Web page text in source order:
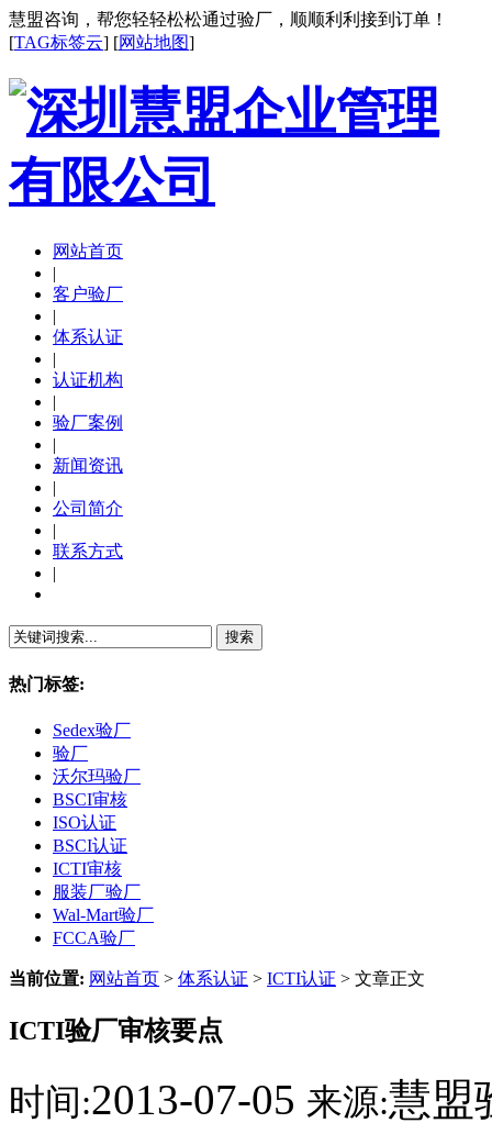
慧盟咨询，帮您轻轻松松通过验厂，顺顺利利接到订单！
[TAG标签云] [网站地图]
网站首页
|
客户验厂
|
体系认证
|
认证机构
|
验厂案例
|
新闻资讯
|
公司简介
|
联系方式
|
热门标签:
Sedex验厂
验厂
沃尔玛验厂
BSCI审核
ISO认证
BSCI认证
ICTI审核
服装厂验厂
Wal-Mart验厂
FCCA验厂
当前位置: 网站首页 > 体系认证 > ICTI认证 > 文章正文
ICTI验厂审核要点
时间:2013-07-05 来源:慧盟